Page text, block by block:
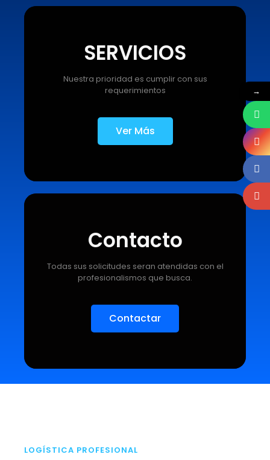
SERVICIOS
Nuestra prioridad es cumplir con sus
requerimientos
Ver Más
Contacto
Todas sus solicitudes seran atendidas con el
profesionalismos que busca.
Contactar
LOGÍSTICA PROFESIONAL
→